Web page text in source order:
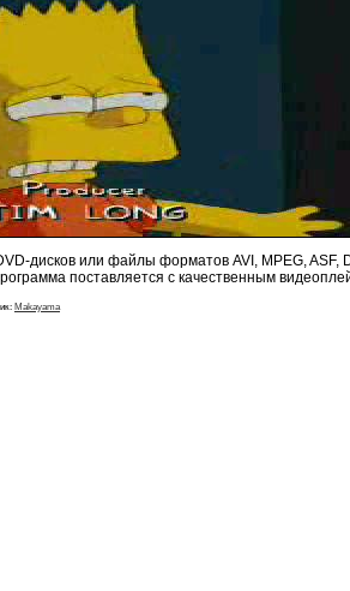
дисков или файлы форматов AVI, MPEG,
поставляется с качественным
Makayama